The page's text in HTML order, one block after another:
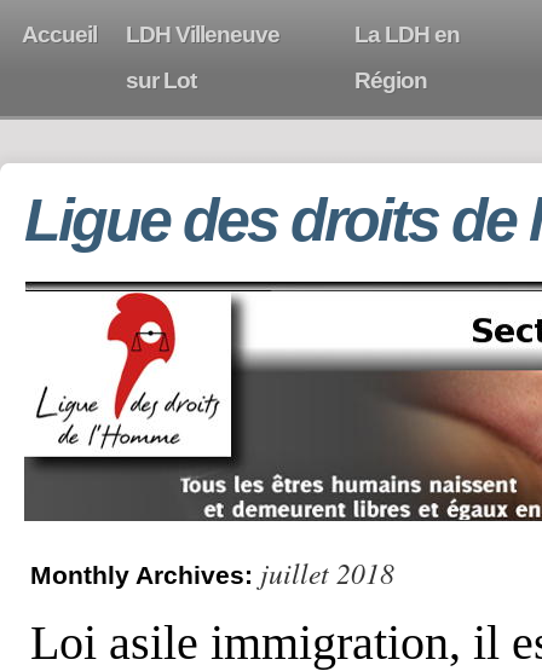
Accueil
LDH Villeneuve
sur Lot
La LDH en
Région
Ligue des droits de
Monthly Archives: juillet 2018
Loi asile immigration, il